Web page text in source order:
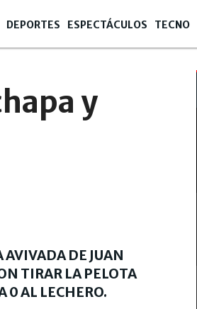
DEPORTES ESPECTÁCULOS TECNO
y
AVIVADA DE JUAN
TIRAR LA PELOTA
0 AL LECHERO.